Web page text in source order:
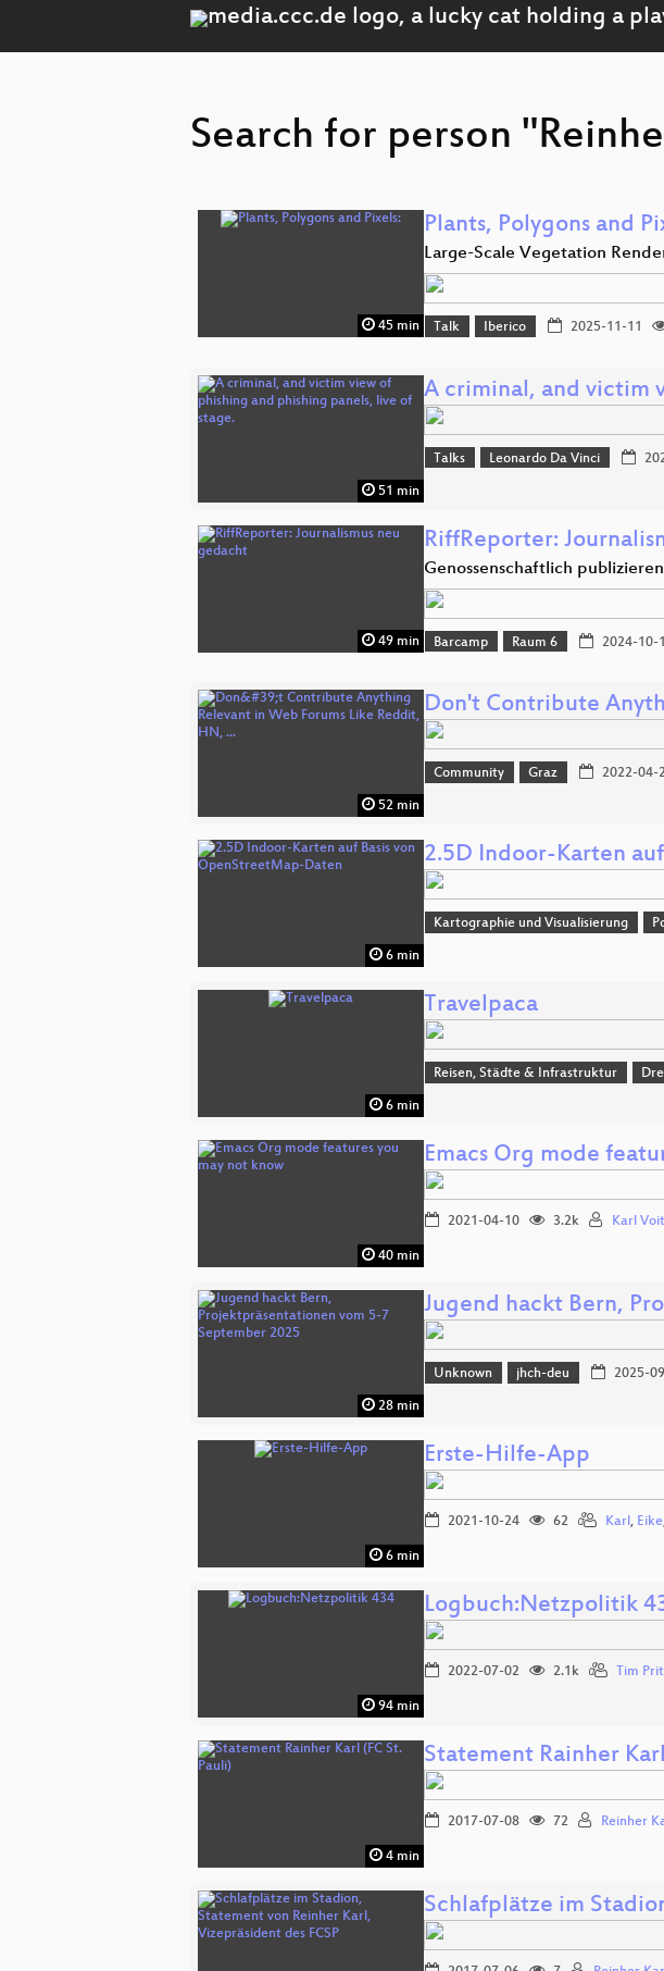
Search for person
45 min
Plants, Polygons and
Large-Scale Vegetation
Talk Iberico 2025-11-11
51 min
A criminal, and victim
Talks Leonardo Da Vinci
49 min
RiffReporter:
Genossenschaftlich
Barcamp Raum 6 2024-10-
52 min
Don't Contribute
Community Graz 2022-04-
6 min
2.5D Indoor-Karten
Kartographie und Visualisierung
6 min
Travelpaca
Reisen, Städte & Infrastruktur
40 min
Emacs Org mode
2021-04-10 3.2k Karl Voit
28 min
Jugend hackt Bern,
Unknown jhch-deu 2025-
6 min
Erste-Hilfe-App
2021-10-24 62 Karl, Eike
94 min
Logbuch:Netzpolitik
2022-07-02 2.1k Tim
4 min
Statement Rainher
2017-07-08 72 Reinher
Schlafplätze im